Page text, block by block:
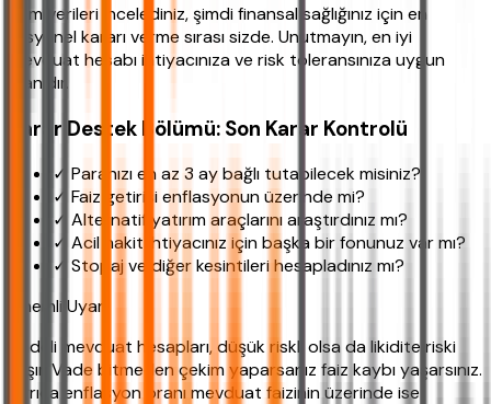
Tüm verileri incelediniz, şimdi finansal sağlığınız için en
rasyonel kararı verme sırası sizde. Unutmayın, en iyi
mevduat hesabı ihtiyacınıza ve risk toleransınıza uygun
olanıdır.
Karar Destek Bölümü: Son Karar Kontrolü
✓ Paranızı en az 3 ay bağlı tutabilecek misiniz?
✓ Faiz getirisi enflasyonun üzerinde mi?
✓ Alternatif yatırım araçlarını araştırdınız mı?
✓ Acil nakit ihtiyacınız için başka bir fonunuz var mı?
✓ Stopaj ve diğer kesintileri hesapladınız mı?
Önemli Uyarı
Vadeli mevduat hesapları, düşük riskli olsa da likidite riski
taşır. Vade bitmeden çekim yaparsanız faiz kaybı yaşarsınız.
Ayrıca enflasyon oranı mevduat faizinin üzerinde ise